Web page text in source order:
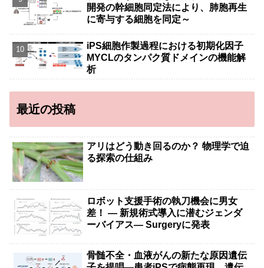
開発の幹細胞同定法により、肺胞再生
に寄与する細胞を同定～
iPS細胞作製過程における初期化因子
MYCLのタンパク質ドメインの機能解
析
最近の投稿
アリはどう動き回るのか？ 物理学で迫
る探索の仕組み
ロボット支援手術の執刀機会に男女
差！ — 新規術式導入に潜むジェンダ
ーバイアス— Surgeryに発表
骨髄不全・血液がんの新たな原因遺伝